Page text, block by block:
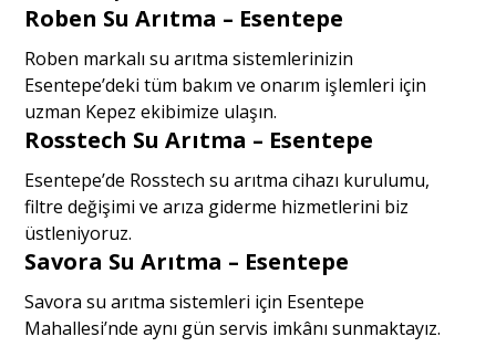
Roben Su Arıtma – Esentepe
Roben markalı su arıtma sistemlerinizin
Esentepe’deki tüm bakım ve onarım işlemleri için
uzman Kepez ekibimize ulaşın.
Rosstech Su Arıtma – Esentepe
Esentepe’de Rosstech su arıtma cihazı kurulumu,
filtre değişimi ve arıza giderme hizmetlerini biz
üstleniyoruz.
Savora Su Arıtma – Esentepe
Savora su arıtma sistemleri için Esentepe
Mahallesi’nde aynı gün servis imkânı sunmaktayız.